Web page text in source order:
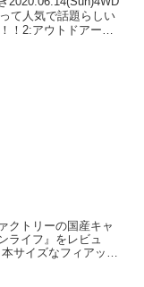
て人気で話題らしい
！2:アウトドアー好
クトリーの国産キャ
ライフ』をレビュ
サイズなフィアッ